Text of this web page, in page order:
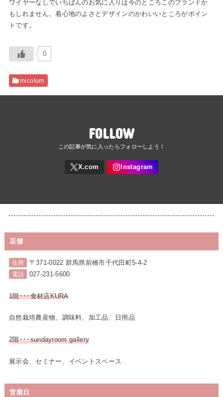
ワイヤーなしでいちばんのお気に入りは今のところこのブランドか
もしれません。着心地のよさとデザインのかわいいところがポイン
トです。
0
micolum
FOLLOW
店舗
住所 〒371-0022 群馬県前橋市千代田町5-4-2
電話 027-231-5600
1階･･･食材店KURA
自然栽培農産物、調味料、加工品、日用品
2階･･･sundayroom gallery
展示会、セミナー、イベントスペース
営業日